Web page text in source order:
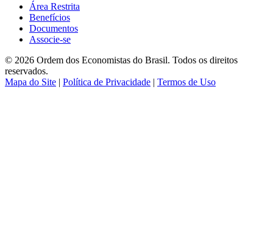
Área Restrita
Benefícios
Documentos
Associe-se
© 2026 Ordem dos Economistas do Brasil. Todos os direitos
reservados.
Mapa do Site | Política de Privacidade | Termos de Uso